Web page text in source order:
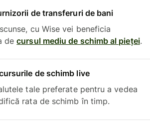
de transferuri de bani
cu Wise vei beneficia
decursul mediu de schimb al pieței.
de schimb live
tale preferate pentru a vedea
rata de schimb în timp.